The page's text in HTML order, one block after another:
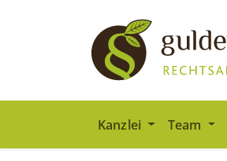
Kanzlei Team